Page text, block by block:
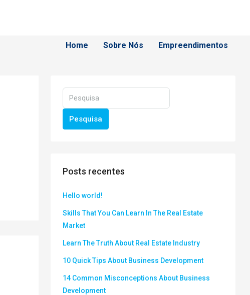
Home Sobre Nós Empreendimentos
Pesquisa
Posts recentes
Hello world!
Skills That You Can Learn In The Real Estate
Market
Learn The Truth About Real Estate Industry
10 Quick Tips About Business Development
14 Common Misconceptions About Business
Development